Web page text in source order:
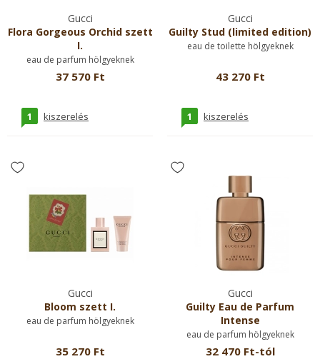
Gucci
Flora Gorgeous Orchid szett
I.
eau de parfum hölgyeknek
37 570 Ft
1 kiszerelés
Gucci
Guilty Stud (limited edition)
eau de toilette hölgyeknek
43 270 Ft
1 kiszerelés
Gucci
Bloom szett I.
eau de parfum hölgyeknek
35 270 Ft
Gucci
Guilty Eau de Parfum
Intense
eau de parfum hölgyeknek
32 470 Ft-tól